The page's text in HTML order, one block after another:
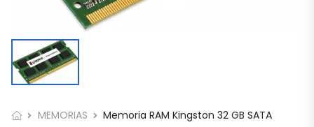
MEMORIAS
Memoria RAM Kingston 32 GB SATA